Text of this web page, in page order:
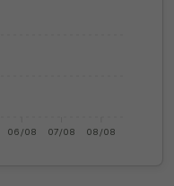
06/08 07/08 08/08